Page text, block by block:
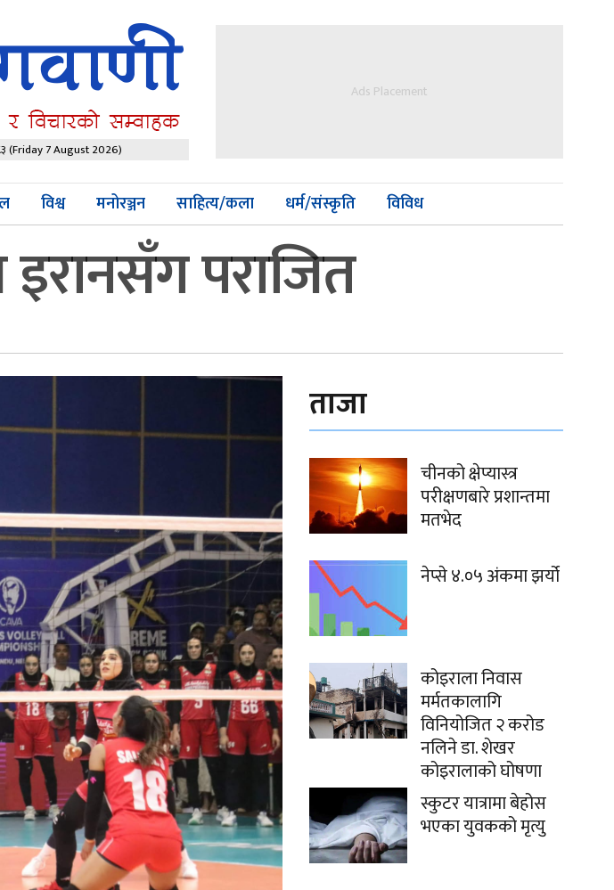
(Friday 7 August 2026)
Ads Placement
विश्व मनोरञ्जन साहित्य/कला धर्म/संस्कृति विविध
पराजित
ताजा
चीनको क्षेप्यास्त्र
परीक्षणबारे प्रशान्तमा
मतभेद
नेप्से ४.०५ अंकमा झर्यो
कोइराला निवास
मर्मतकालागि
विनियोजित २ करोड
नलिने डा. शेखर
कोइरालाको घोषणा
स्कुटर यात्रामा बेहोस
भएका युवकको मृत्यु